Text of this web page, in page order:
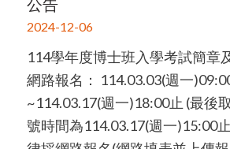
公告
2024-12-06
114學年度博士班入學考試簡章
網路報名： 114.03.03(週一
~114.03.17(週一)18:00止 (最後
號時間為114.03.17(週一)15:00